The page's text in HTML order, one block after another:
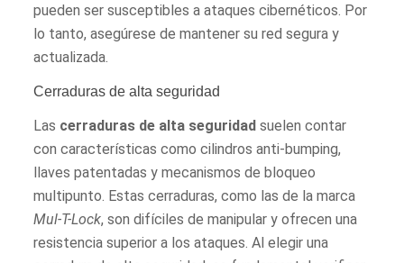
pueden ser susceptibles a ataques cibernéticos. Por
lo tanto, asegúrese de mantener su red segura y
actualizada.
Cerraduras de alta seguridad
Las cerraduras de alta seguridad suelen contar
con características como cilindros anti-bumping,
llaves patentadas y mecanismos de bloqueo
multipunto. Estas cerraduras, como las de la marca
Mul-T-Lock, son difíciles de manipular y ofrecen una
resistencia superior a los ataques. Al elegir una